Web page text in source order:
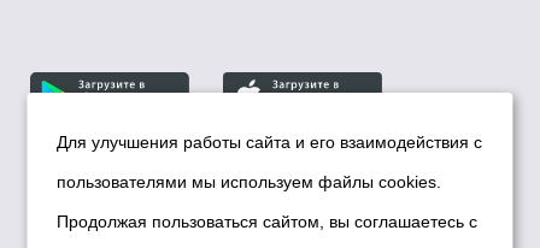
© Департамент информационной политики мэрии
города Новосибирска, 2026
Для улучшения работы сайта и его взаимодействия с
пользователями мы используем файлы cookies.
Продолжая пользоваться сайтом, вы соглашаетесь с